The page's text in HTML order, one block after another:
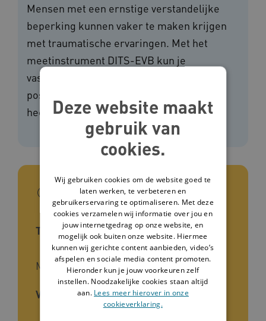
Mensen met een ernstige verstandelijke
beperking kunnen vaker te maken krijgen
met traumatische ervaringen. Met het
meetinstrument DITS-EVB kun je
vaststellen of de cliënt een
posttraumatische stressstoornis (PTSS)
heeft.
In het kort
Type interventie
Meetinstrument
Voor wie
Deze website maakt
gebruik van
cookies.
Wij gebruiken cookies om de website goed te
laten werken, te verbeteren en
gebruikerservaring te optimaliseren. Met deze
cookies verzamelen wij informatie over jou en
jouw internetgedrag op onze website, en
mogelijk ook buiten onze website. Hiermee
kunnen wij gerichte content aanbieden, video’s
afspelen en sociale media content promoten.
Hieronder kun je jouw voorkeuren zelf
instellen. Noodzakelijke cookies staan altijd
aan. Lees meer hierover in onze
cookieverklaring.